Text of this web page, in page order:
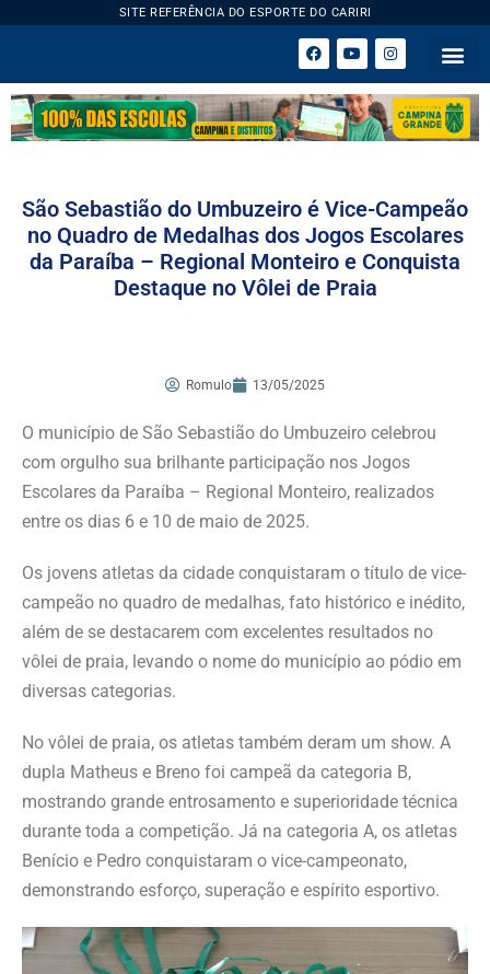
SITE REFERÊNCIA DO ESPORTE DO CARIRI
São Sebastião do Umbuzeiro é Vice-Campeão
no Quadro de Medalhas dos Jogos Escolares
da Paraíba – Regional Monteiro e Conquista
Destaque no Vôlei de Praia
Romulo 13/05/2025
O município de São Sebastião do Umbuzeiro celebrou
com orgulho sua brilhante participação nos Jogos
Escolares da Paraíba – Regional Monteiro, realizados
entre os dias 6 e 10 de maio de 2025.
Os jovens atletas da cidade conquistaram o título de vice-
campeão no quadro de medalhas, fato histórico e inédito,
além de se destacarem com excelentes resultados no
vôlei de praia, levando o nome do município ao pódio em
diversas categorias.
No vôlei de praia, os atletas também deram um show. A
dupla Matheus e Breno foi campeã da categoria B,
mostrando grande entrosamento e superioridade técnica
durante toda a competição. Já na categoria A, os atletas
Benício e Pedro conquistaram o vice-campeonato,
demonstrando esforço, superação e espírito esportivo.